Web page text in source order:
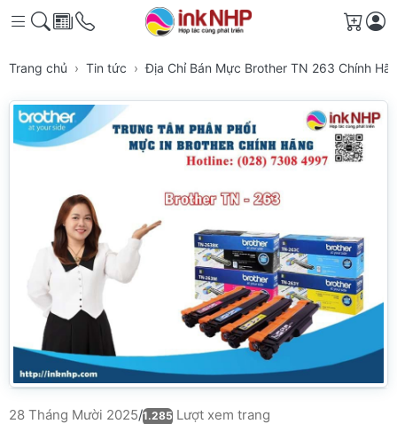
Giỏ
Trang chủ Tin tức Địa Chỉ Bán Mực Brother TN 263 Chính
28 Tháng Mười 2025/1.285 Lượt xem trang